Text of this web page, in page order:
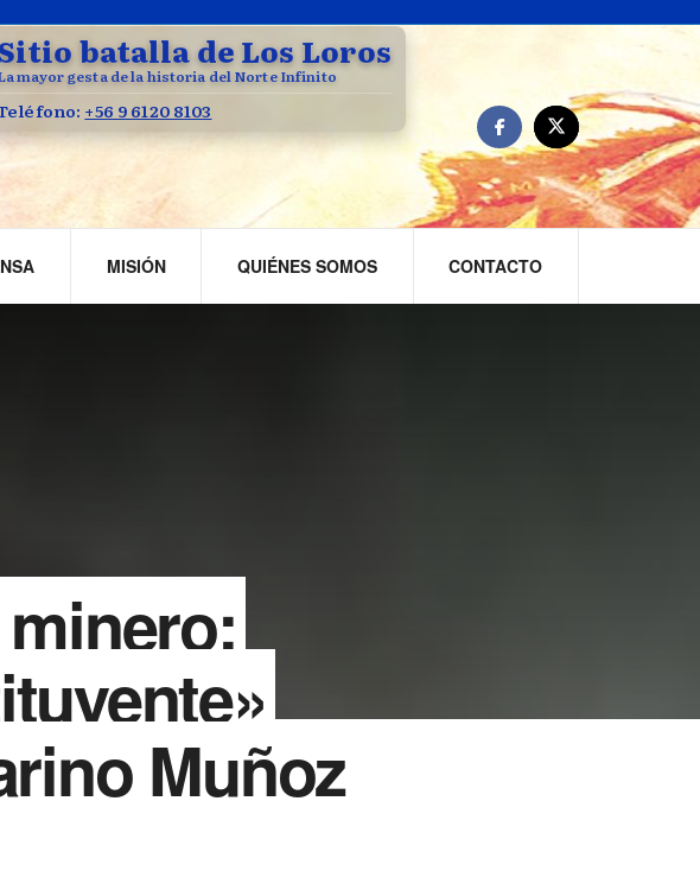
batalla de Los Loros
mayor gesta de la historia del Norte Infinito
+56 9 6120 8103
MISIÓN QUIÉNES SOMOS CONTACTO
Muñoz